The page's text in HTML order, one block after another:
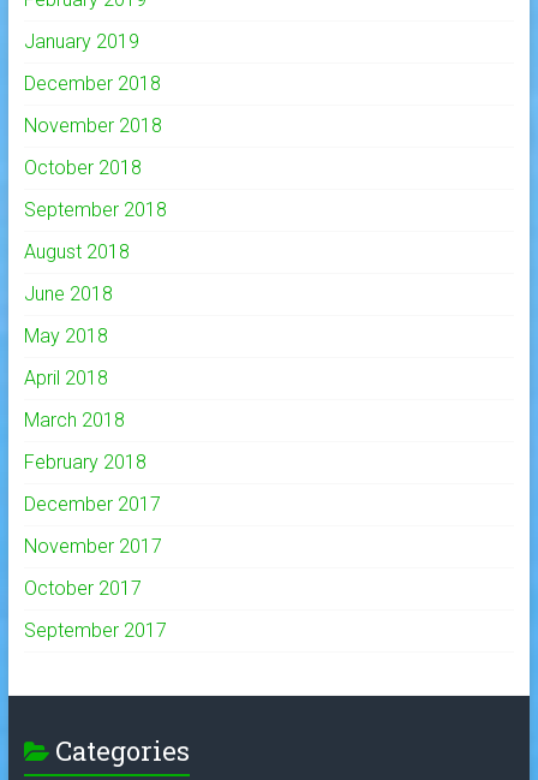
January 2019
December 2018
November 2018
October 2018
September 2018
August 2018
June 2018
May 2018
April 2018
March 2018
February 2018
December 2017
November 2017
October 2017
September 2017
Categories